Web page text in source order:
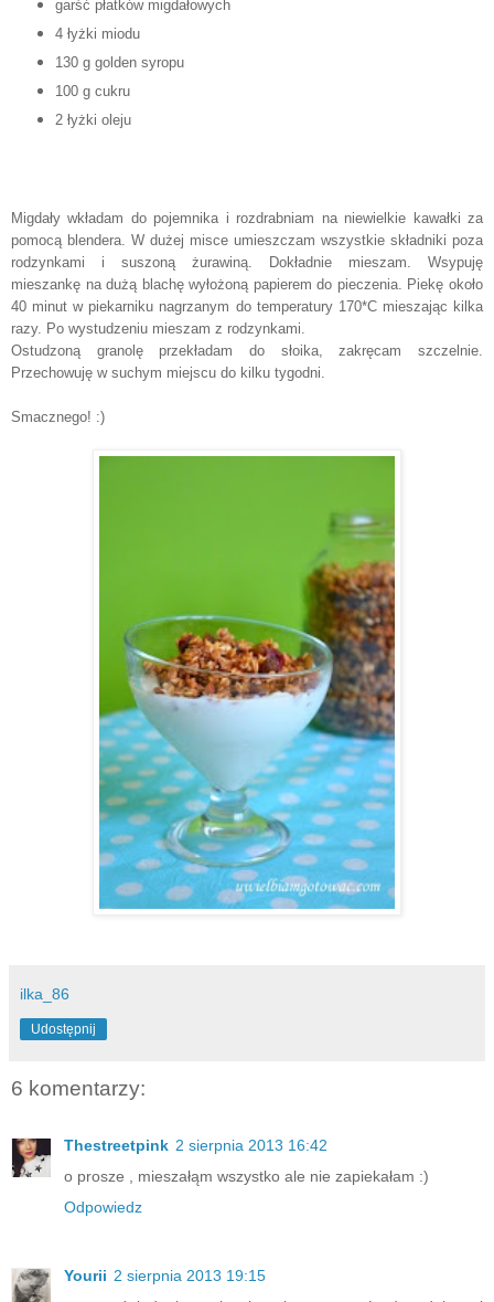
garść płatków migdałowych
4 łyżki miodu
130 g golden syropu
100 g cukru
2 łyżki oleju
Migdały wkładam do pojemnika i rozdrabniam na niewielkie kawałki za
pomocą blendera. W dużej misce umieszczam wszystkie składniki poza
rodzynkami i suszoną żurawiną. Dokładnie mieszam. Wsypuję
mieszankę na dużą blachę wyłożoną papierem do pieczenia. Piekę około
40 minut w piekarniku nagrzanym do temperatury 170*C mieszając kilka
razy. Po wystudzeniu mieszam z rodzynkami.
Ostudzoną granolę przekładam do słoika, zakręcam szczelnie.
Przechowuję w suchym miejscu do kilku tygodni.
Smacznego! :)
ilka_86
Udostępnij
6 komentarzy:
Thestreetpink 2 sierpnia 2013 16:42
o prosze , mieszałąm wszystko ale nie zapiekałam :)
Odpowiedz
Yourii 2 sierpnia 2013 19:15